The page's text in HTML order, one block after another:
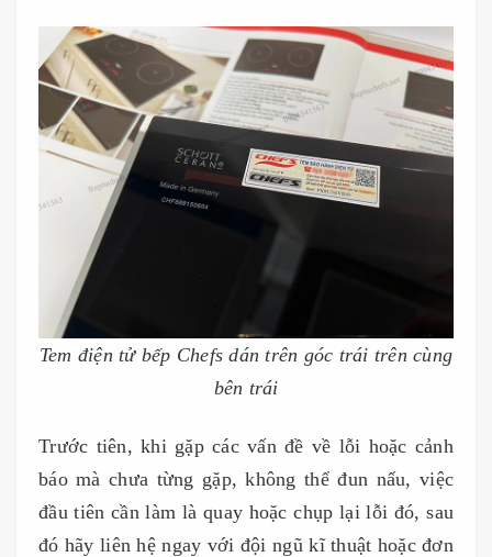
Tem điện tử bếp Chefs dán trên góc trái trên cùng
bên trái
Trước tiên, khi gặp các vấn đề về lỗi hoặc cảnh
báo mà chưa từng gặp, không thể đun nấu, việc
đầu tiên cần làm là quay hoặc chụp lại lỗi đó, sau
đó hãy liên hệ ngay với đội ngũ kĩ thuật hoặc đơn